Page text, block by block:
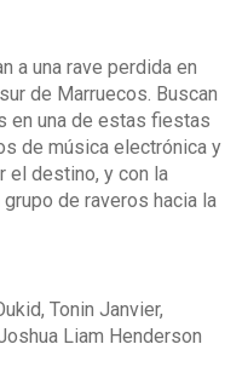
a una rave perdida en
de Marruecos. Buscan
en una de estas fiestas
de música electrónica y
el destino, y con la
de raveros hacia la
Tonin Janvier,
Liam Henderson